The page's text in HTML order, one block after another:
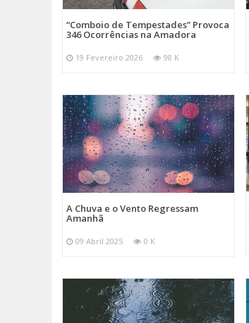
“Comboio de Tempestades” Provoca
346 Ocorrências na Amadora
19 Fevereiro 2026 98 K
A Chuva e o Vento Regressam
Amanhã
09 Abril 2025 0 K